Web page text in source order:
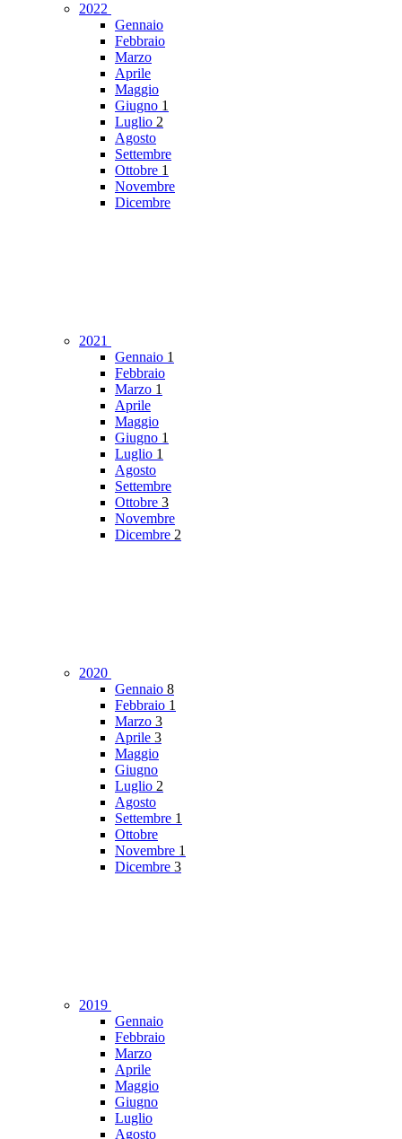
2022
Gennaio
Febbraio
Marzo
Aprile
Maggio
Giugno 1
Luglio 2
Agosto
Settembre
Ottobre 1
Novembre
Dicembre
2021
Gennaio 1
Febbraio
Marzo 1
Aprile
Maggio
Giugno 1
Luglio 1
Agosto
Settembre
Ottobre 3
Novembre
Dicembre 2
2020
Gennaio 8
Febbraio 1
Marzo 3
Aprile 3
Maggio
Giugno
Luglio 2
Agosto
Settembre 1
Ottobre
Novembre 1
Dicembre 3
2019
Gennaio
Febbraio
Marzo
Aprile
Maggio
Giugno
Luglio
Agosto